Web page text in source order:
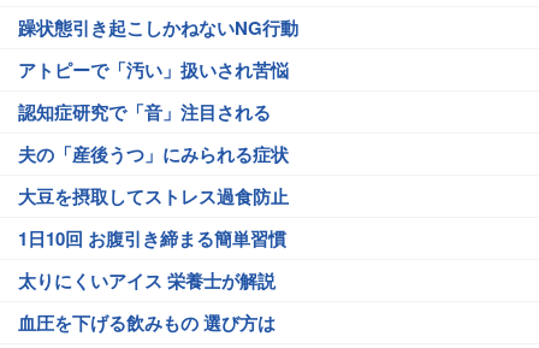
躁状態引き起こしかねないNG行動
アトピーで「汚い」扱いされ苦悩
認知症研究で「音」注目される
夫の「産後うつ」にみられる症状
大豆を摂取してストレス過食防止
1日10回 お腹引き締まる簡単習慣
太りにくいアイス 栄養士が解説
血圧を下げる飲みもの 選び方は